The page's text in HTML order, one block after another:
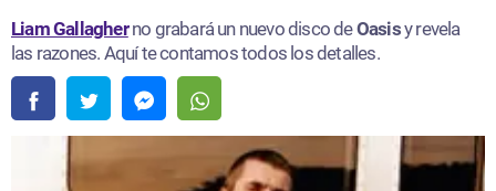
Liam Gallagherno grabará un nuevo disco deOasisy revela
las razones. Aquí te contamos todos los detalles.